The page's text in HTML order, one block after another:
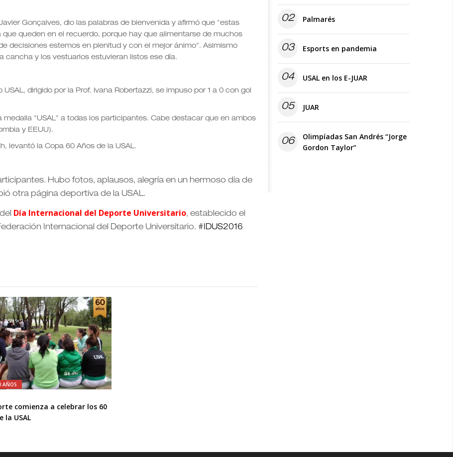
Gonçalves, dio las palabras de bienvenida y afirmó que "estas
queden en el recuerdo, porque hay que alimentarse de muchos
decisiones estemos en plenitud y con el mejor ánimo". Asimismo
cancha y los vestuarios estuvieran listos ese día.
dirigido por la Prof. Ivana Robertazzi, se impuso por 1 a 0 con gol
"USAL" a todas los participantes. Cabe destacar que en ambos
y EEUU).
levantó la Copa 60 Años de la USAL.
Hubo fotos, aplausos, alegría en un hermoso día de
otra página deportiva de la USAL.
Día Internacional del Deporte Universitario, establecido el
Internacional del Deporte Universitario. #IDUS2016
AÑOS
comienza a celebrar los 60
la USAL
02 Palmarés
03 Esports en pandemia
04 USAL en los E-JUAR
05 JUAR
06
Olimpíadas San Andrés “Jorge
Gordon Taylor”